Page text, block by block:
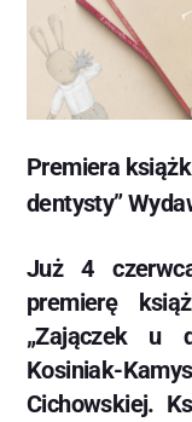
Premiera
dentysty”
Już 4
premierę
„Zajączek u
Kosiniak-
Cichowskiej.